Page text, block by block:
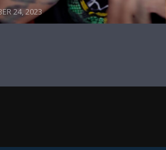
24, 2023